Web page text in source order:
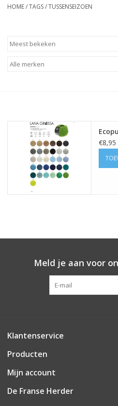
HOME/TAGS/TUSSENSEIZOEN
€8,95
Meld je aan voor
Klantenservice
Producten
Mijn account
De Franse Herder